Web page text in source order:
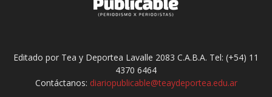
Editado por Tea y Deportea Lavalle 2083 C.A.B.A. Tel: (+54) 11
4370 6464
Contáctanos: diariopublicable@teaydeportea.edu.ar